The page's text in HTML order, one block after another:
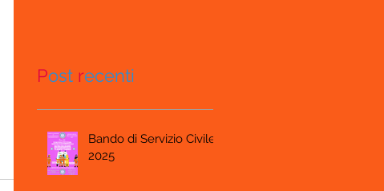
Post recenti
Bando di Servizio Civile
2025